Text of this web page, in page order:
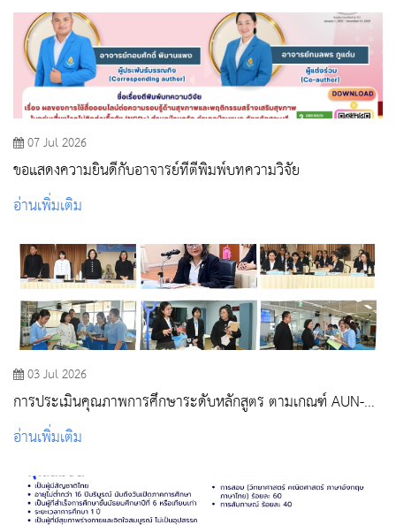
07 Jul 2026
ขอแสดงความยินดีกับอาจารย์ที่ตีพิมพ์บทความวิจัย
อ่านเพิ่มเติม
03 Jul 2026
การประเมินคุณภาพการศึกษาระดับหลักสูตร ตามเกณฑ์ AUN-
QA ปีการศึกษา 2568
อ่านเพิ่มเติม